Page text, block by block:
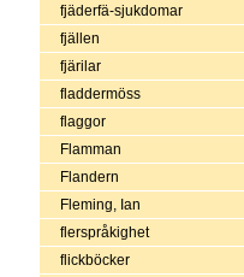
fjäderfä-sjukdomar
fjällen
fjärilar
fladdermöss
flaggor
Flamman
Flandern
Fleming, Ian
flerspråkighet
flickböcker